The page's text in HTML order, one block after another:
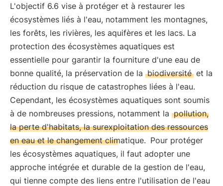
L'objectif 6.6 vise à protéger et à restaurer les
écosystèmes liés à l'eau, notamment les montagnes,
les forêts, les rivières, les aquifères et les lacs. La
protection des écosystèmes aquatiques est
essentielle pour garantir la fourniture d'une eau de
bonne qualité, la préservation de la biodiversité et la
réduction du risque de catastrophes liées à l'eau.
Cependant, les écosystèmes aquatiques sont soumis
à de nombreuses pressions, notamment la pollution,
la perte d'habitats, la surexploitation des ressources
en eau et le changement climatique. Pour protéger
les écosystèmes aquatiques, il faut adopter une
approche intégrée et durable de la gestion de l'eau,
qui tienne compte des liens entre l'utilisation de l'eau